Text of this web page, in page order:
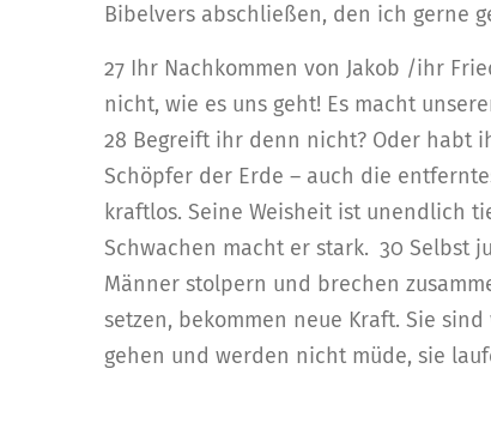
Bibelvers abschließen, den ich gerne
27 Ihr Nachkommen von Jakob /ihr
nicht, wie es uns geht! Es macht
28 Begreift ihr denn nicht? Oder habt
Schöpfer der Erde – auch die
kraftlos. Seine Weisheit ist unendlich
Schwachen macht er stark. 30 Selbst
Männer stolpern und brechen
setzen, bekommen neue Kraft. Sie
gehen und werden nicht müde, sie